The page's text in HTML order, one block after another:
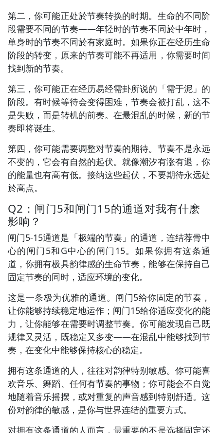
第二，你可能正处於节奏转换的时期。生命的不同阶
段需要不同的节奏——年轻时的节奏不同於中年时，
单身时的节奏不同於有家庭时。如果你正在经历生命
阶段的转变，原来的节奏可能不再适用，你需要时间
找到新的节奏。
第三，你可能正在经历易经需卦所说的「需于泥」的
阶段。有时候等待会变得困难，节奏会被打乱，这不
是失败，而是转机的前奏。在最混乱的时候，新的节
奏即将诞生。
第四，你可能需要调整对节奏的期待。节奏不是永远
不变的，它会有自然的起伏。就像潮汐有涨有退，你
的能量也有高有低。接纳这些起伏，不要期待永远处
於高点。
Q2：闸门5和闸门15的通道对我有什麽
影响？
闸门5-15通道是「极端的节奏」的通道，连结荐骨中
心的闸门5和G中心的闸门15。如果你拥有这条通
道，你拥有极具韵律感的生命节奏，能够在保持自己
固定节奏的同时，适应环境的变化。
这是一条极为优雅的通道。闸门5给你固定的节奏，
让你能够持续稳定地运作；闸门15给你适应变化的能
力，让你能够在需要时调整节奏。你可能发现自己既
规律又灵活，既稳定又多变——在混乱中能够找到节
奏，在变化中能够保持核心的稳定。
拥有这条通道的人，往往对韵律特别敏感。你可能喜
欢音乐、舞蹈、任何有节奏的事物；你可能会不自觉
地随着音乐摇摆，或对重复的声音感到特别舒适。这
份对韵律的敏感，是你与世界连结的重要方式。
对拥有这条通道的人而言，最重要的不是选择固定还